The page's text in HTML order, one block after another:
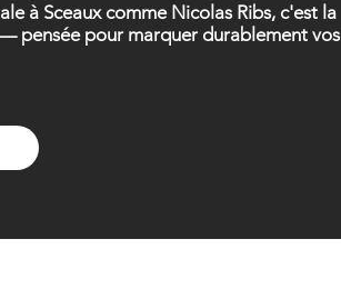
à Sceaux comme Nicolas Ribs, c'est la
pensée pour marquer durablement vos